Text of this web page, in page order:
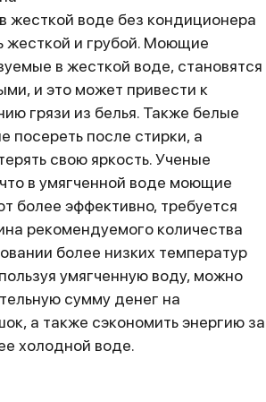
жесткой воде без кондиционера
жесткой и грубой. Моющие
в жесткой воде, становятся
и это может привести к
грязи из белья. Также белые
посереть после стирки, а
свою яркость. Ученые
в умягченной воде моющие
более эффективно, требуется
рекомендуемого количества
более низких температур
умягченную воду, можно
сумму денег на
а также сэкономить энергию за
холодной воде.